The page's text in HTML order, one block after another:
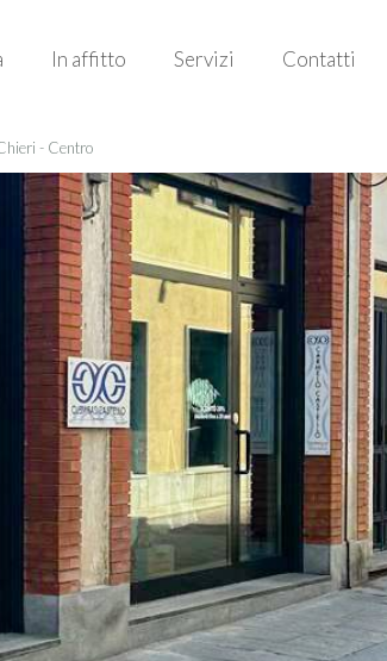
In affitto Servizi Contatti
- Centro